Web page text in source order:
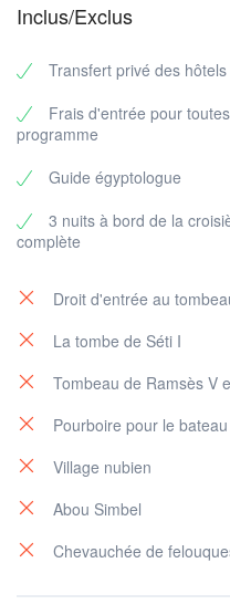
Inclus/Exclus
Transfert privé des
Frais d'entrée pour
programme
Guide égyptologue
3 nuits à bord de la
complète
Droit d'entrée au
La tombe de Séti I
Tombeau de Ramsès V
Pourboire pour le
Village nubien
Abou Simbel
Chevauchée de